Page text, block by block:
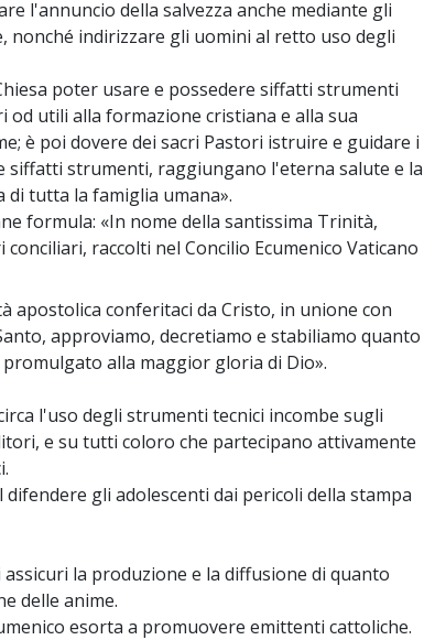
l'annuncio della salvezza anche mediante gli
nonché indirizzare gli uomini al retto uso degli
poter usare e possedere siffatti strumenti
od utili alla formazione cristiana e alla sua
è poi dovere dei sacri Pastori istruire e guidare i
siffatti strumenti, raggiungano l'eterna salute e la
tutta la famiglia umana».
formula: «In nome della santissima Trinità,
raccolti nel Concilio Ecumenico Vaticano
apostolica conferitaci da Cristo, in unione con
approviamo, decretiamo e stabiliamo quanto
alla maggior gloria di Dio».
l'uso degli strumenti tecnici incombe sugli
e su tutti coloro che partecipano attivamente
gli adolescenti dai pericoli della stampa
la produzione e la diffusione di quanto
delle anime.
esorta a promuovere emittenti cattoliche.